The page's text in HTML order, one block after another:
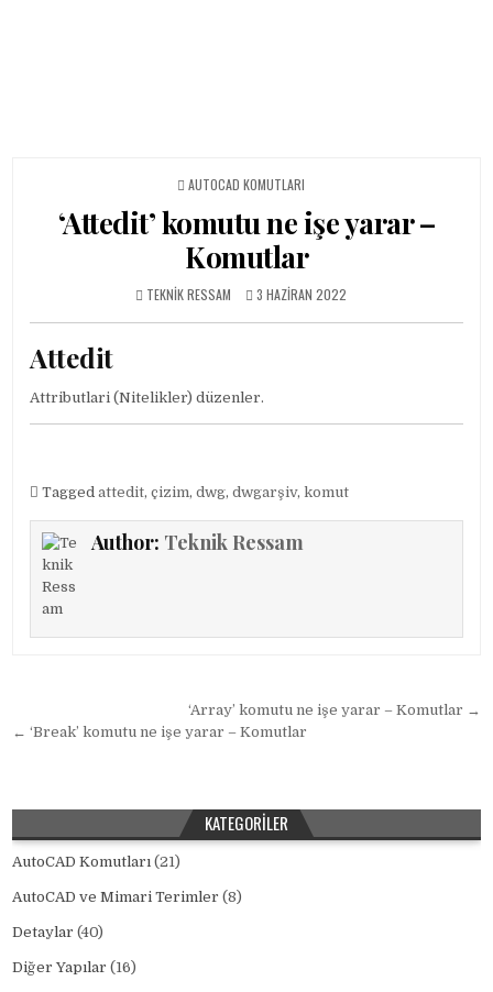
POSTED IN
AUTOCAD KOMUTLARI
‘Attedit’ komutu ne işe yarar –
Komutlar
AUTHOR:
TEKNIK RESSAM PUBLISHED DATE:
3 HAZIRAN 2022
Attedit
Attributlari (Nitelikler) düzenler.
Taggedattedit,çizim,dwg,dwgarşiv,komut
Author: Teknik Ressam
Yazı gezinmesi‘Array’ komutu ne işe yarar – Komutlar →
← ‘Break’ komutu ne işe yarar – Komutlar
KATEGORILER
AutoCAD Komutları (21)
AutoCAD ve Mimari Terimler (8)
Detaylar (40)
Diğer Yapılar (16)